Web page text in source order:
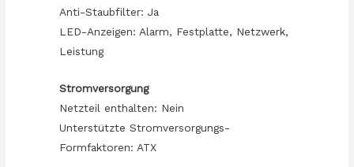
Anti-Staubfilter: Ja
LED-Anzeigen: Alarm, Festplatte, Netzwerk,
Leistung
Stromversorgung
Netzteil enthalten: Nein
Unterstützte Stromversorgungs-
Formfaktoren: ATX